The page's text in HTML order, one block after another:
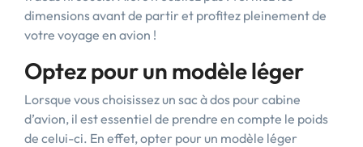
dimensions avant de partir et profitez pleinement de
votre voyage en avion !
Optez pour un modèle léger
Lorsque vous choisissez un sac à dos pour cabine
d’avion, il est essentiel de prendre en compte le poids
de celui-ci. En effet, opter pour un modèle léger